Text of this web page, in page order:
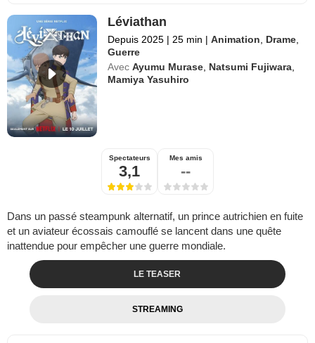
Léviathan
Depuis 2025 | 25 min | Animation Drame
Guerre
Avec Ayumu Murase Natsumi Fujiwara
Mamiya Yasuhiro
Spectateurs
3,1
Mes amis
--
Dans un passé steampunk alternatif, un prince autrichien en fuite
et un aviateur écossais camouflé se lancent dans une quête
inattendue pour empêcher une guerre mondiale.
LE TEASER
STREAMING